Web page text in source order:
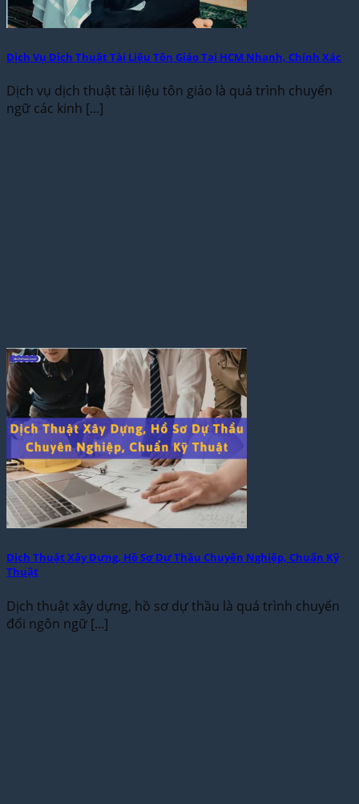
Dịch Vụ Dịch Thuật Tài Liệu Tôn Giáo Tại HCM Nhanh, Chính Xác
Dịch vụ dịch thuật tài liệu tôn giáo là quá trình chuyển
ngữ các kinh [...]
Dịch Thuật Xây Dựng, Hồ Sơ Dự Thầu Chuyên Nghiệp, Chuẩn Kỹ
Thuật
Dịch thuật xây dựng, hồ sơ dự thầu là quá trình chuyển
đổi ngôn ngữ [...]